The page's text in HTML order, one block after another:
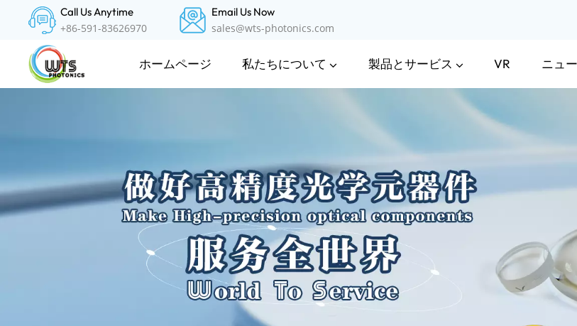
Call Us Anytime
+86-591-83626970
Email Us Now
sales@wts-photonics.com
ホームページ 私たちについて 製品とサービス VR ニュ